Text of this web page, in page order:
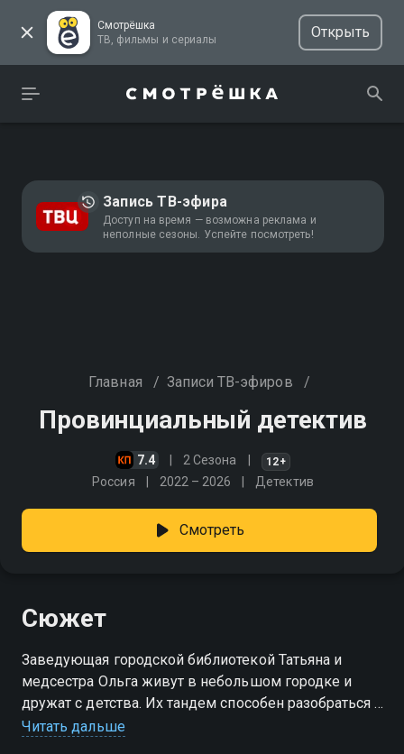
Смотрёшка
ТВ, фильмы и сериалы
Открыть
Запись ТВ-эфира
Доступ на время — возможна реклама и
неполные сезоны. Успейте посмотреть!
Главная / Записи ТВ-эфиров /
Провинциальный детектив
7.4 2 Сезона 12+
Россия 2022 – 2026 Детектив
Смотреть
Сюжет
Заведующая городской библиотекой Татьяна и
медсестра Ольга живут в небольшом городке и
дружат с детства. Их тандем способен разобраться в
самых запутанных ситуациях и выяснить истинные
Читать дальше